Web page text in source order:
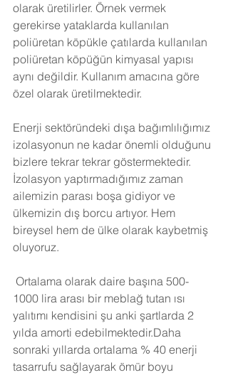
olarak üretilirler. Örnek vermek
gerekirse yataklarda kullanılan
poliüretan köpükle çatılarda kullanılan
poliüretan köpüğün kimyasal yapısı
aynı değildir. Kullanım amacına göre
özel olarak üretilmektedir.
Enerji sektöründeki dışa bağımlılığımız
izolasyonun ne kadar önemli olduğunu
bizlere tekrar tekrar göstermektedir.
İzolasyon yaptırmadığımız zaman
ailemizin parası boşa gidiyor ve
ülkemizin dış borcu artıyor. Hem
bireysel hem de ülke olarak kaybetmiş
oluyoruz.
Ortalama olarak daire başına 500-
1000 lira arası bir meblağ tutan ısı
yalıtımı kendisini şu anki şartlarda 2
yılda amorti edebilmektedir.Daha
sonraki yıllarda ortalama % 40 enerji
tasarrufu sağlayarak ömür boyu